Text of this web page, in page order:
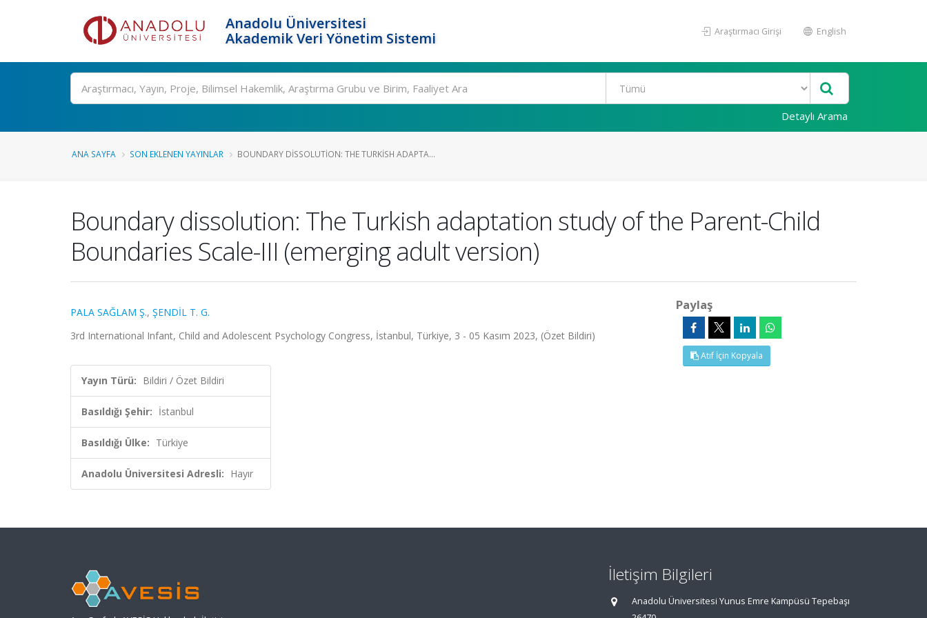
Anadolu Üniversitesi
Akademik Veri Yönetim Sistemi
Araştırmacı Girişi English
Ara
Detaylı Arama
ANA SAYFA SON EKLENEN YAYINLAR BOUNDARY DISSOLUTION: THE TURKISH ADAPTA...
Boundary dissolution: The Turkish adaptation study of the Parent-Child
Boundaries Scale-III (emerging adult version)
PALA SAĞLAM Ş., ŞENDİL T. G.
3rd International Infant, Child and Adolescent Psychology Congress, İstanbul, Türkiye, 3 - 05 Kasım 2023, (Özet Bildiri)
Yayın Türü: Bildiri / Özet Bildiri
Basıldığı Şehir: İstanbul
Basıldığı Ülke: Türkiye
Anadolu Üniversitesi Adresli: Hayır
Paylaş
Atıf İçin Kopyala
İletişim Bilgileri
Anadolu Üniversitesi Yunus Emre Kampüsü Tepebaşı